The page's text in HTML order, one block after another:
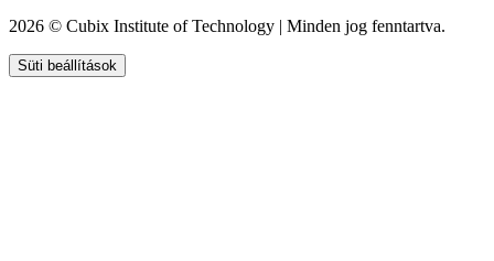
2026 © Cubix Institute of Technology | Minden jog fenntartva.
Süti beállítások